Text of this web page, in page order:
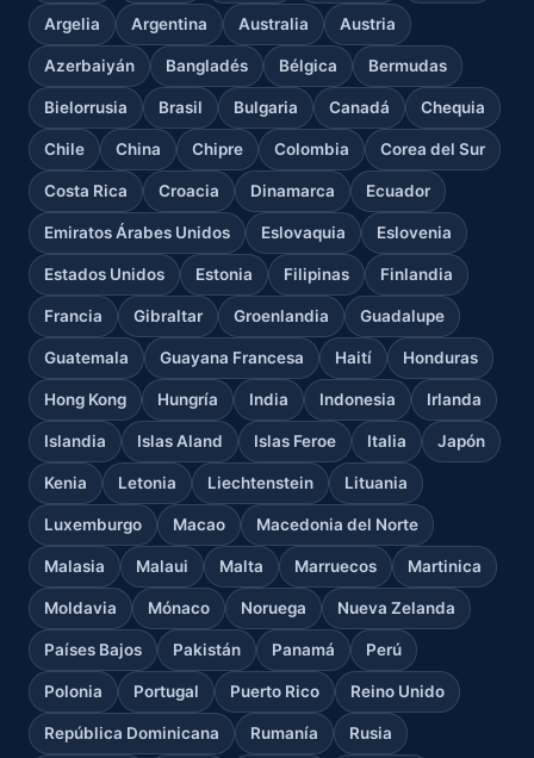
Argelia Argentina Australia Austria
Azerbaiyán Bangladés Bélgica Bermudas
Bielorrusia Brasil Bulgaria Canadá Chequia
Chile China Chipre Colombia Corea del Sur
Costa Rica Croacia Dinamarca Ecuador
Emiratos Árabes Unidos Eslovaquia Eslovenia
Estados Unidos Estonia Filipinas Finlandia
Francia Gibraltar Groenlandia Guadalupe
Guatemala Guayana Francesa Haití Honduras
Hong Kong Hungría India Indonesia Irlanda
Islandia Islas Aland Islas Feroe Italia Japón
Kenia Letonia Liechtenstein Lituania
Luxemburgo Macao Macedonia del Norte
Malasia Malaui Malta Marruecos Martinica
Moldavia Mónaco Noruega Nueva Zelanda
Países Bajos Pakistán Panamá Perú
Polonia Portugal Puerto Rico Reino Unido
República Dominicana Rumanía Rusia